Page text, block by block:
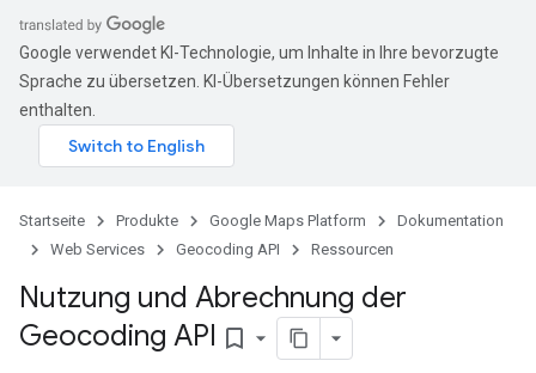
Google verwendet KI-Technologie, um Inhalte in Ihre bevorzugte
Sprache zu übersetzen. KI-Übersetzungen können Fehler
enthalten.
Startseite Produkte Google Maps Platform
Dokumentation
Web Services
Geocoding API Ressourcen
Nutzung und Abrechnung der
Geocoding API bookmark_border